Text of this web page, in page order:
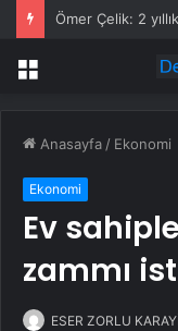
Ömer Çelik: 2
Menü
Anasayfa / Ekonomi
Ekonomi
Ev
zammı
ESER ZORLU